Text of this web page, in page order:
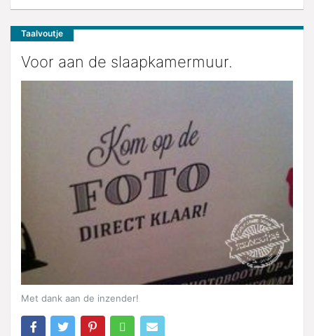
Taalvoutje
Voor aan de slaapkamermuur.
Met dank aan de inzender!